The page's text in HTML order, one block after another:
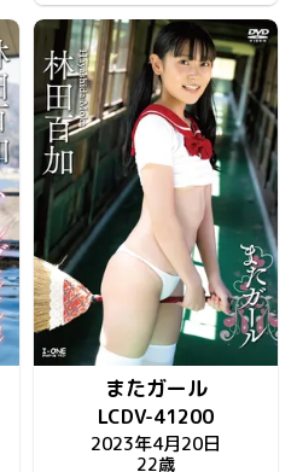
またガール
LCDV-41200
2023年4月20日
22歳